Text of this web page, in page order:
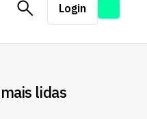
Login
lidas